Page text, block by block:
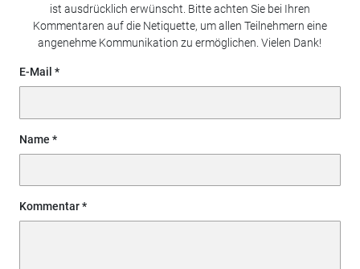
ist ausdrücklich erwünscht. Bitte achten Sie bei Ihren
Kommentaren auf die Netiquette, um allen Teilnehmern eine
angenehme Kommunikation zu ermöglichen. Vielen Dank!
E-Mail
Name
Kommentar